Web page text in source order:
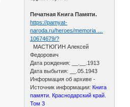
Печатная Книга Памяти.
https://pamyat-
naroda.ru/heroes/memoria …
10674679/?
МАСТЮГИН Алексей
Федорович
Дата рождения: __.__.1913
Дата выбытия: __.05.1943
Информация об архиве -
Источник информации: Книга
памяти. Краснодарский край.
Том 3